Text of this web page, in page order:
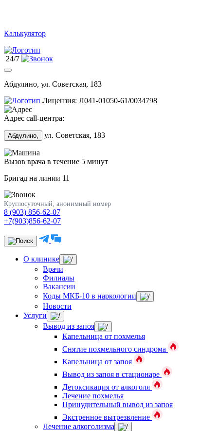
Калькулятор
24/7
Абдулино, ул. Советская, 183
Лицензия: Л041-01050-61/0034798
Адрес call-центра:
Абдулино, ул. Советская, 183
Вызов врача в течение 5 минут
Бригад на линии 11
Круглосуточный, анонимный номер
8 (903) 856-62-07
+7(903)856-62-07
О клинике
Врачи
Филиалы
Вакансии
Коды МКБ-10 в наркологии
Новости
Услуги
Вывод из запоя
Капельница от похмелья
Снятие похмельного синдрома
Капельница от запоя
Вывод из запоя в стационаре
Детоксикация от алкоголя
Лечение похмелья
Принудительный вывод из запоя
Экстренное вытрезвление
Лечение алкоголизма